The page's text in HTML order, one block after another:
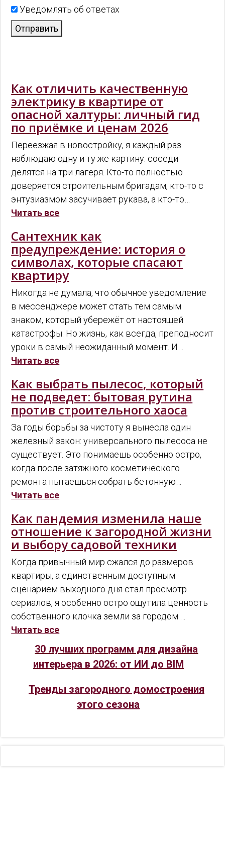
Уведомлять об ответах
Отправить
Как отличить качественную
электрику в квартире от
опасной халтуры: личный гид
по приёмке и ценам 2026
Переезжая в новостройку, я каждый раз
наблюдаю одну и ту же картину: соседи
делятся на три лагеря. Кто-то полностью
доверяется строительным бригадам, кто-то с
энтузиазмом засучивает рукава, а кто-то…
Читать все
Сантехник как
предупреждение: история о
символах, которые спасают
квартиру
Никогда не думала, что обычное уведомление
в мессенджере может стать тем самым
знаком, который убережёт от настоящей
катастрофы. Но жизнь, как всегда, преподносит
уроки в самый неожиданный момент. И…
Читать все
Как выбрать пылесос, который
не подведет: бытовая рутина
против строительного хаоса
За годы борьбы за чистоту я вынесла один
железный закон: универсального пылесоса не
существует. Это понимаешь особенно остро,
когда после затяжного косметического
ремонта пытаешься собрать бетонную…
Читать все
Как пандемия изменила наше
отношение к загородной жизни
и выбору садовой техники
Когда привычный мир сжался до размеров
квартиры, а единственным доступным
сценарием выходного дня стал просмотр
сериалов, я особенно остро ощутила ценность
собственного клочка земли за городом.…
Читать все
30 лучших программ для дизайна
интерьера в 2026: от ИИ до BIM
Тренды загородного домостроения
этого сезона